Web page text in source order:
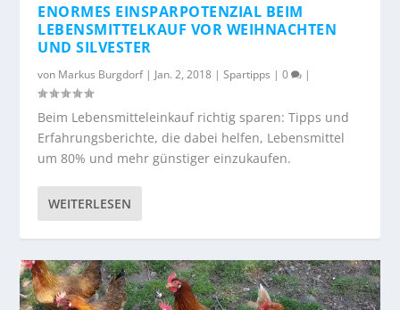
ENORMES EINSPARPOTENZIAL BEIM
LEBENSMITTELKAUF VOR WEIHNACHTEN
UND SILVESTER
von Markus Burgdorf| Jan. 2, 2018 |Spartipps |0 |
Beim Lebensmitteleinkauf richtig sparen: Tipps und
Erfahrungsberichte, die dabei helfen, Lebensmittel
um 80% und mehr günstiger einzukaufen.
WEITERLESEN